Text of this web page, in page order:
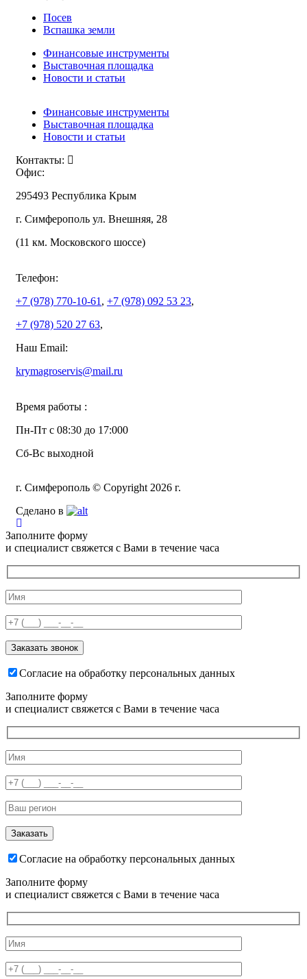
Посев
Вспашка земли
Финансовые инструменты
Выставочная площадка
Новости и статьи
Финансовые инструменты
Выставочная площадка
Новости и статьи
Контакты:
Офис:
295493 Республика Крым
г. Симферополь ул. Внешняя, 28
(11 км. Московского шоссе)
Телефон:
+7 (978) 770-10-61 , +7 (978) 092 53 23,
+7 (978) 520 27 63,
Наш Email:
krymagroservis@mail.ru
Время работы :
Пн-Пт с 08:30 до 17:000
Сб-Вс выходной
г. Симферополь © Copyright 2026 г.
Сделано в
Заполните форму
и специалист свяжется с Вами в течение часа
Согласие на обработку персональных данных
Заполните форму
и специалист свяжется с Вами в течение часа
Согласие на обработку персональных данных
Заполните форму
и специалист свяжется с Вами в течение часа